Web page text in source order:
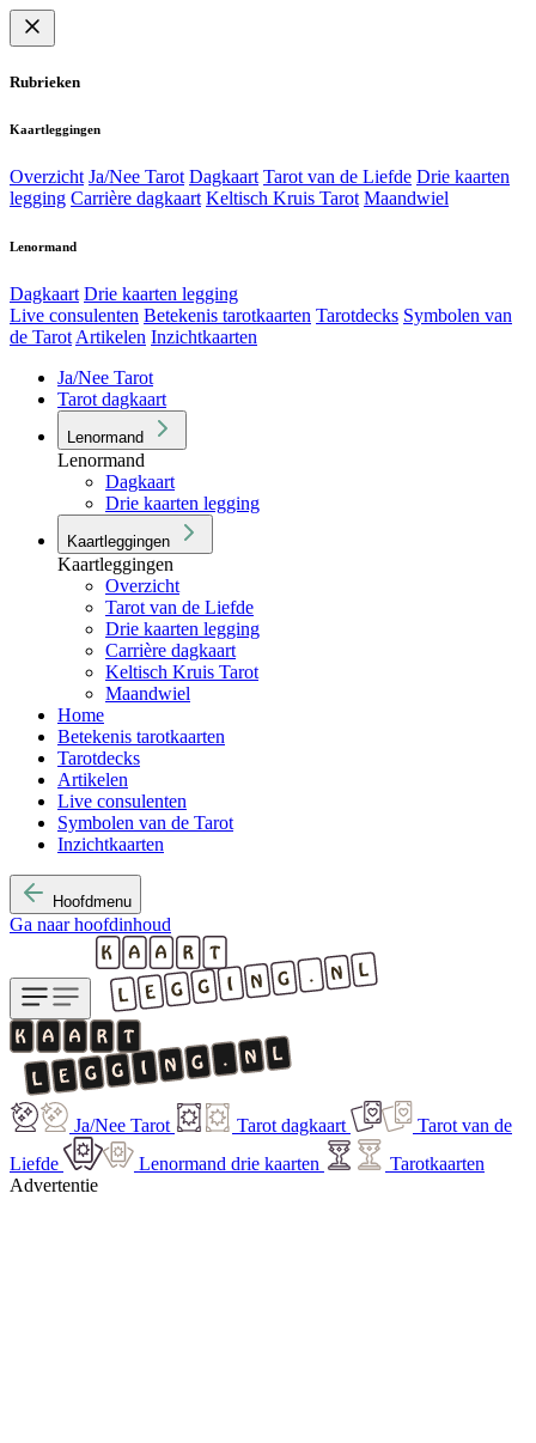
Rubrieken
Kaartleggingen
Overzicht Ja/Nee Tarot Dagkaart Tarot van de Liefde Drie kaarten
legging Carrière dagkaart Keltisch Kruis Tarot Maandwiel
Lenormand
Dagkaart Drie kaarten legging
Live consulenten Betekenis tarotkaarten Tarotdecks Symbolen van
de Tarot Artikelen Inzichtkaarten
Ja/Nee Tarot
Tarot dagkaart
Lenormand
Lenormand
Dagkaart
Drie kaarten legging
Kaartleggingen
Kaartleggingen
Overzicht
Tarot van de Liefde
Drie kaarten legging
Carrière dagkaart
Keltisch Kruis Tarot
Maandwiel
Home
Betekenis tarotkaarten
Tarotdecks
Artikelen
Live consulenten
Symbolen van de Tarot
Inzichtkaarten
Hoofdmenu
Ga naar hoofdinhoud
Ja/Nee Tarot Tarot dagkaart
Tarot van de
Liefde
Lenormand drie kaarten
Tarotkaarten
Advertentie